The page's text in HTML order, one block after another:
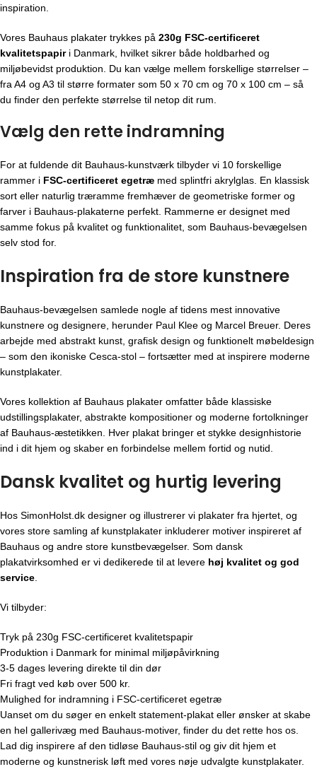
inspiration.
Vores Bauhaus plakater trykkes på 230g FSC-certificeret
kvalitetspapiri Danmark, hvilket sikrer både holdbarhed og
miljøbevidst produktion. Du kan vælge mellem forskellige størrelser –
fra A4 og A3 til større formater som 50 x 70 cm og 70 x 100 cm – så
du finder den perfekte størrelse til netop dit rum.
Vælg den rette indramning
For at fuldende dit Bauhaus-kunstværk tilbyder vi 10 forskellige
rammer i FSC-certificeret egetræ med splintfri akrylglas. En klassisk
sort eller naturlig træramme fremhæver de geometriske former og
farver i Bauhaus-plakaterne perfekt. Rammerne er designet med
samme fokus på kvalitet og funktionalitet, som Bauhaus-bevægelsen
selv stod for.
Inspiration fra de store kunstnere
Bauhaus-bevægelsen samlede nogle af tidens mest innovative
kunstnere og designere, herunder Paul Klee og Marcel Breuer. Deres
arbejde med abstrakt kunst, grafisk design og funktionelt møbeldesign
– som den ikoniske Cesca-stol – fortsætter med at inspirere moderne
kunstplakater.
Vores kollektion af Bauhaus plakater omfatter både klassiske
udstillingsplakater, abstrakte kompositioner og moderne fortolkninger
af Bauhaus-æstetikken. Hver plakat bringer et stykke designhistorie
ind i dit hjem og skaber en forbindelse mellem fortid og nutid.
Dansk kvalitet og hurtig levering
Hos SimonHolst.dk designer og illustrerer vi plakater fra hjertet, og
vores store samling af kunstplakater inkluderer motiver inspireret af
Bauhaus og andre store kunstbevægelser. Som dansk
plakatvirksomhed er vi dedikerede til at levere høj kvalitet og god
service
Vi tilbyder:
Tryk på 230g FSC-certificeret kvalitetspapir
Produktion i Danmark for minimal miljøpåvirkning
3-5 dages levering direkte til din dør
Fri fragt ved køb over 500 kr.
Mulighed for indramning i FSC-certificeret egetræ
Uanset om du søger en enkelt statement-plakat eller ønsker at skabe
en hel gallerivæg med Bauhaus-motiver, finder du det rette hos os.
Lad dig inspirere af den tidløse Bauhaus-stil og giv dit hjem et
moderne og kunstnerisk løft med vores nøje udvalgte kunstplakater.